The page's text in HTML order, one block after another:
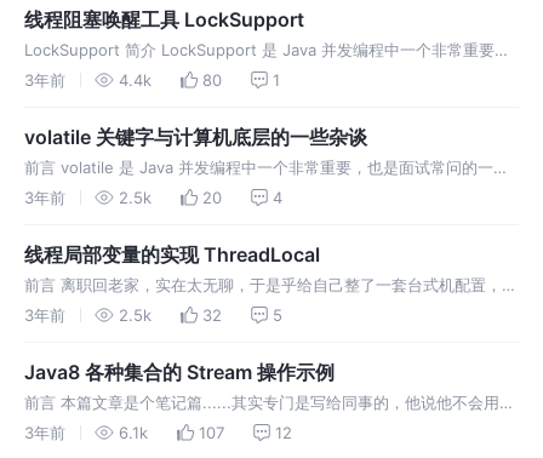
的压力。确实
线程阻塞唤醒工具 LockSupport
LockSupport 简介 LockSupport 是 Java 并发编程中一个非常重要的
组件，我们熟知的并发组件 Lock、线程池、CountDownLatch 等都是
3年前 4.4k 80 1
volatile 关键字与计算机底层的一些杂谈
前言 volatile 是 Java 并发编程中一个非常重要，也是面试常问的一个
技术点，用起来很简单直接修饰在变量前面即可，但是我们真的懂这个
3年前 2.5k 20 4
线程局部变量的实现 ThreadLocal
前言 离职回老家，实在太无聊，于是乎给自己整了一套台式机配置，总
价 1W+，本以为机器到位后可以打打游戏，学学技术打发无聊的时光。
己
3年前 2.5k 32 5
Java8 各种集合的 Stream 操作示例
前言 本篇文章是个笔记篇......其实专门是写给同事的，他说他不会用
Java8 之后的 lambda 操作，这 Java18 都出来了，你 Java8 还没玩
3年前 6.1k 107 12